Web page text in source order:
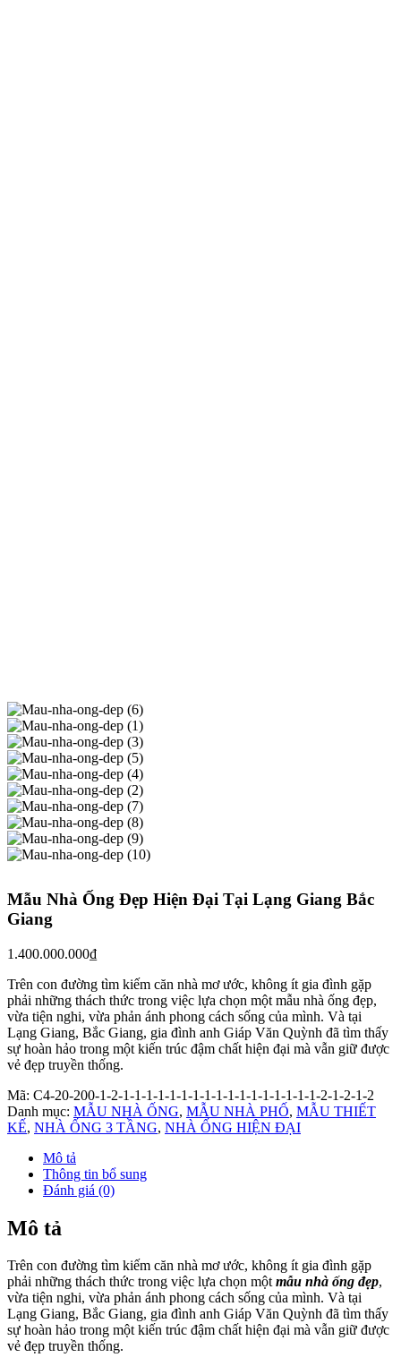
Mẫu Nhà Ống Đẹp Hiện Đại Tại Lạng Giang Bắc
Giang
1.400.000.000₫
Trên con đường tìm kiếm căn nhà mơ ước, không ít gia đình gặp
phải những thách thức trong việc lựa chọn một mẫu nhà ống đẹp,
vừa tiện nghi, vừa phản ánh phong cách sống của mình. Và tại
Lạng Giang, Bắc Giang, gia đình anh Giáp Văn Quỳnh đã tìm thấy
sự hoàn hảo trong một kiến trúc đậm chất hiện đại mà vẫn giữ được
vẻ đẹp truyền thống.
Mã: C4-20-200-1-2-1-1-1-1-1-1-1-1-1-1-1-1-1-1-1-1-1-2-1-2-1-2
Danh mục: MẪU NHÀ ỐNG, MẪU NHÀ PHỐ, MẪU THIẾT
KẾ, NHÀ ỐNG 3 TẦNG, NHÀ ỐNG HIỆN ĐẠI
Mô tả
Thông tin bổ sung
Đánh giá (0)
Mô tả
Trên con đường tìm kiếm căn nhà mơ ước, không ít gia đình gặp
phải những thách thức trong việc lựa chọn mộtmẫu nhà ống đẹp,
vừa tiện nghi, vừa phản ánh phong cách sống của mình. Và tại
Lạng Giang, Bắc Giang, gia đình anh Giáp Văn Quỳnh đã tìm thấy
sự hoàn hảo trong một kiến trúc đậm chất hiện đại mà vẫn giữ được
vẻ đẹp truyền thống.